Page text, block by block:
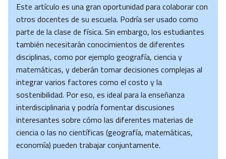
Este artículo es una gran oportunidad para colaborar con
otros docentes de su escuela. Podría ser usado como
parte de la clase de física. Sin embargo, los estudiantes
también necesitarán conocimientos de diferentes
disciplinas, como por ejemplo geografía, ciencia y
matemáticas, y deberán tomar decisiones complejas al
integrar varios factores como el costo y la
sostenibilidad. Por eso, es ideal para la enseñanza
interdisciplinaria y podría fomentar discusiones
interesantes sobre cómo las diferentes materias de
ciencia o las no científicas (geografía, matemáticas,
economía) pueden trabajar conjuntamente.